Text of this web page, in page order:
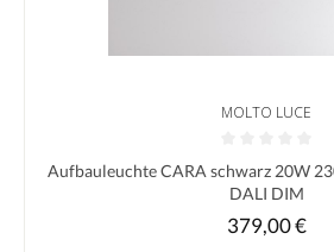
MOLTO LUCE
Durchschnittliche Bewertung von 0 von 5
Aufbauleuchte CARA schwarz 20W
DALI DIM
Regulärer
379,00 €